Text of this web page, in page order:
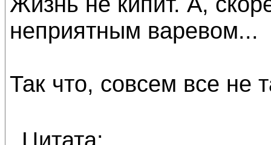
неприятным варевом...
Так что, совсем все не